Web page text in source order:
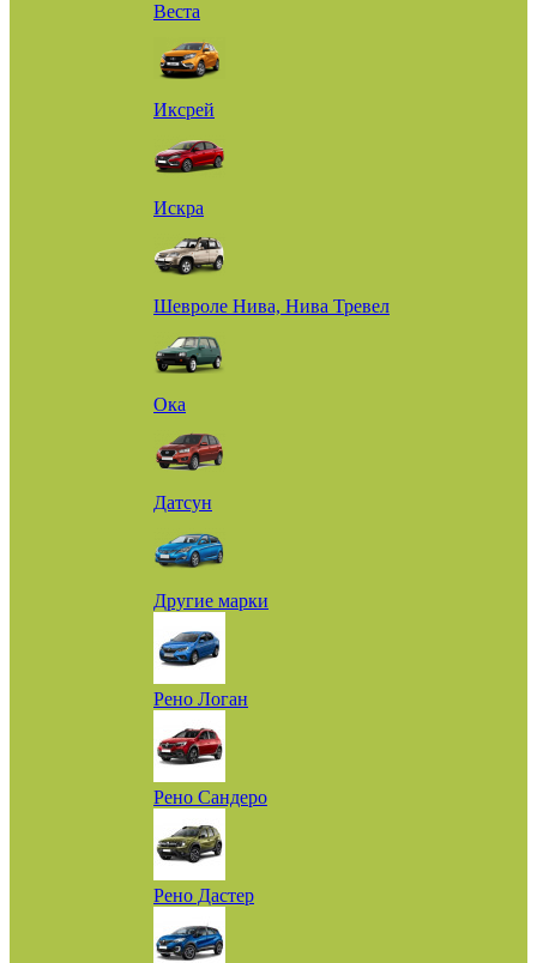
Веста
Иксрей
Искра
Шевроле Нива, Нива Тревел
Ока
Датсун
Другие марки
Рено Логан
Рено Сандеро
Рено Дастер